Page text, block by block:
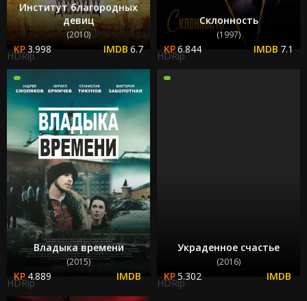
Институт благородных
девиц
(2010)
3.998 6.7
HDRip
Склонность
(1997)
6.844 7.1
HDRip
Владыка времени
(2015)
4.889
HDRip
Украденное счастье
(2016)
5.302
HDRip